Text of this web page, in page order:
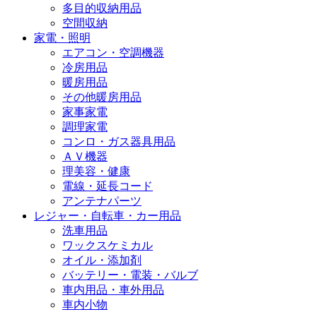
多目的収納用品
空間収納
家電・照明
エアコン・空調機器
冷房用品
暖房用品
その他暖房用品
家事家電
調理家電
コンロ・ガス器具用品
ＡＶ機器
理美容・健康
電線・延長コード
アンテナパーツ
レジャー・自転車・カー用品
洗車用品
ワックスケミカル
オイル・添加剤
バッテリー・電装・バルブ
車内用品・車外用品
車内小物